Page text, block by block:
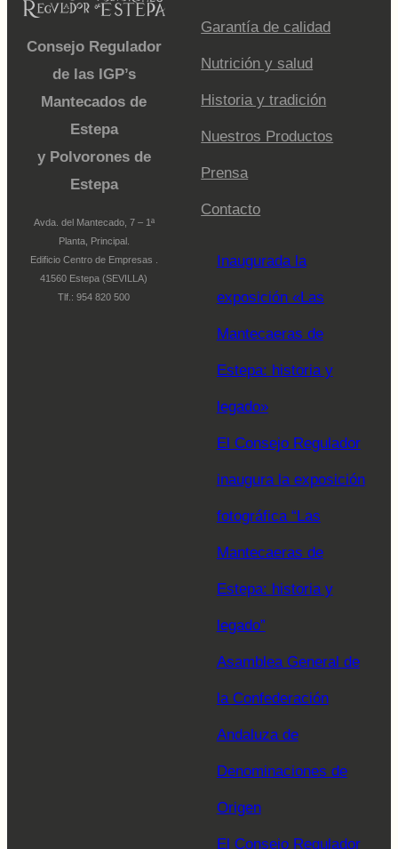
Consejo Regulador
de las IGP’s
Mantecados de
Estepa
y Polvorones de
Estepa
Avda. del Mantecado, 7 – 1ª
Planta, Principal.
Edificio Centro de Empresas .
41560 Estepa (SEVILLA)
Tlf.: 954 820 500
Garantía de calidad
Nutrición y salud
Historia y tradición
Nuestros Productos
Prensa
Contacto
Inaugurada la
exposición «Las
Mantecaeras de
Estepa: historia y
legado»
El Consejo Regulador
inaugura la exposición
fotográfica “Las
Mantecaeras de
Estepa: historia y
legado”
Asamblea General de
la Confederación
Andaluza de
Denominaciones de
Origen
El Consejo Regulador